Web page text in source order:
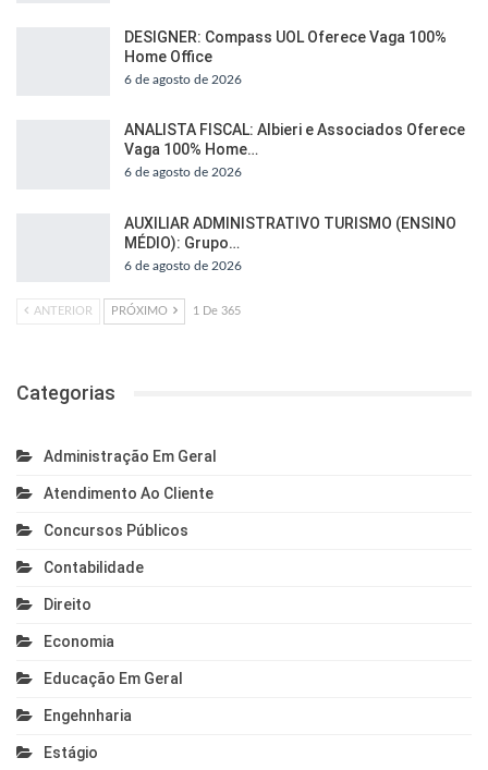
DESIGNER: Compass UOL Oferece Vaga 100%
Home Office
6 de agosto de 2026
ANALISTA FISCAL: Albieri e Associados Oferece
Vaga 100% Home…
6 de agosto de 2026
AUXILIAR ADMINISTRATIVO TURISMO (ENSINO
MÉDIO): Grupo…
6 de agosto de 2026
ANTERIOR PRÓXIMO 1 De 365
Categorias
Administração Em Geral
Atendimento Ao Cliente
Concursos Públicos
Contabilidade
Direito
Economia
Educação Em Geral
Engehnharia
Estágio